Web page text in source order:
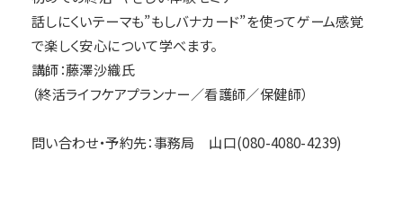
話しにくいテーマも”もしバナカード”を使ってゲーム感覚
で楽しく安心について学べます。
講師：藤澤沙織氏
（終活ライフケアプランナー／看護師／保健師）
問い合わせ・予約先：事務局 山口(080-4080-4239)